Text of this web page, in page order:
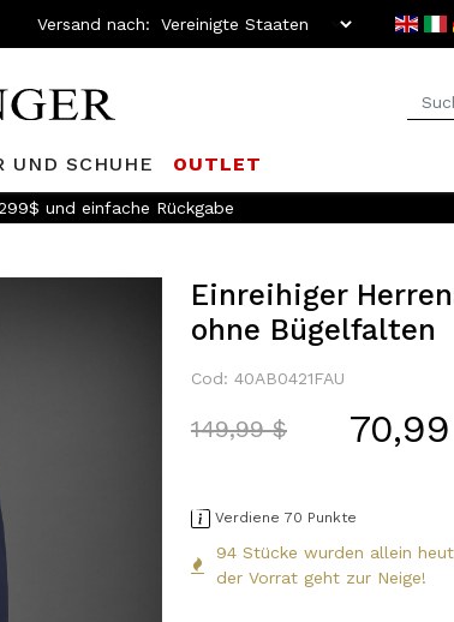
Versand nach:
UND SCHUHE OUTLET
und einfache Rückgabe
Einreihiger
ohne Bügelfalten
Cod: 40AB0421FAU
Price reduced from
149,99 $to
Verdiene 70 Punkte
94 Stücke wurden allein
der Vorrat geht zur Neige!